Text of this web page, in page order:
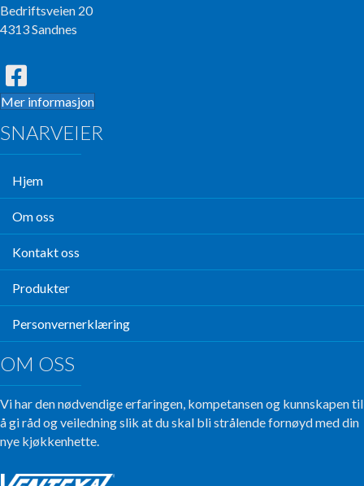
Bedriftsveien 20
4313 Sandnes
Mer informasjon
SNARVEIER
Hjem
Om oss
Kontakt oss
Produkter
Personvernerklæring
OM OSS
Vi har den nødvendige erfaringen, kompetansen og kunnskapen til
å gi råd og veiledning slik at du skal bli strålende fornøyd med din
nye kjøkkenhette.